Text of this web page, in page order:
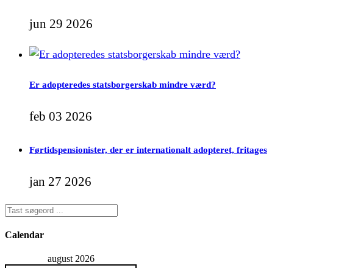
jun 29 2026
Er adopteredes statsborgerskab mindre værd?
feb 03 2026
Førtidspensionister, der er internationalt adopteret, fritages
jan 27 2026
Calendar
august 2026